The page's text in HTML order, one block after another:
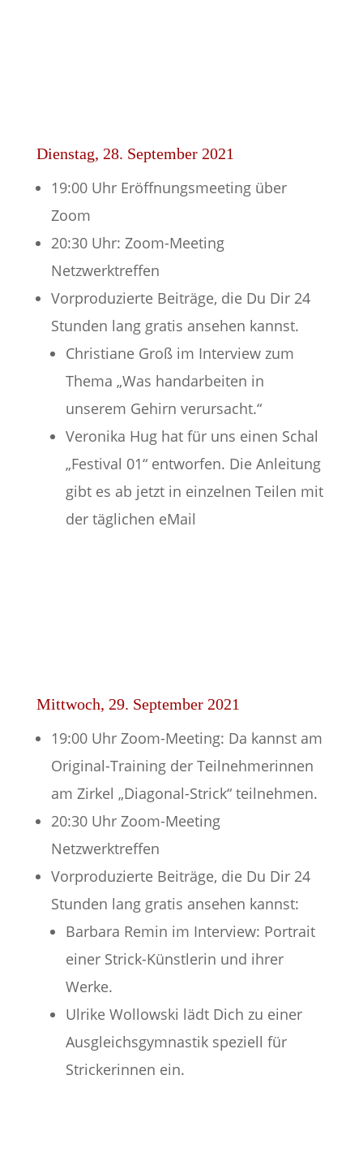
Dienstag, 28. September 2021
19:00 Uhr Eröffnungsmeeting über
Zoom
20:30 Uhr: Zoom-Meeting
Netzwerktreffen
Vorproduzierte Beiträge, die Du Dir 24
Stunden lang gratis ansehen kannst.
Christiane Groß im Interview zum
Thema „Was handarbeiten in
unserem Gehirn verursacht.“
Veronika Hug hat für uns einen Schal
„Festival 01“ entworfen. Die Anleitung
gibt es ab jetzt in einzelnen Teilen mit
der täglichen eMail
Mittwoch, 29. September 2021
19:00 Uhr Zoom-Meeting: Da kannst am
Original-Training der Teilnehmerinnen
am Zirkel „Diagonal-Strick“ teilnehmen.
20:30 Uhr Zoom-Meeting
Netzwerktreffen
Vorproduzierte Beiträge, die Du Dir 24
Stunden lang gratis ansehen kannst:
Barbara Remin im Interview: Portrait
einer Strick-Künstlerin und ihrer
Werke.
Ulrike Wollowski lädt Dich zu einer
Ausgleichsgymnastik speziell für
Strickerinnen ein.